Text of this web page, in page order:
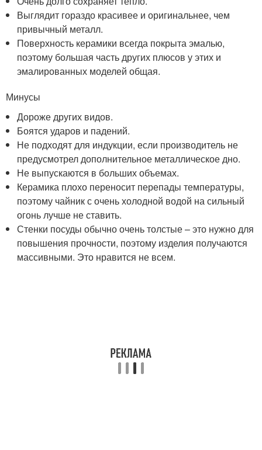
Выглядит гораздо красивее и оригинальнее, чем
привычный металл.
Поверхность керамики всегда покрыта эмалью,
поэтому большая часть других плюсов у этих и
эмалированных моделей общая.
Минусы
Дороже других видов.
Боятся ударов и падений.
Не подходят для индукции, если производитель не
предусмотрел дополнительное металлическое дно.
Не выпускаются в больших объемах.
Керамика плохо переносит перепады температуры,
поэтому чайник с очень холодной водой на сильный
огонь лучше не ставить.
Стенки посуды обычно очень толстые – это нужно для
повышения прочности, поэтому изделия получаются
массивными. Это нравится не всем.